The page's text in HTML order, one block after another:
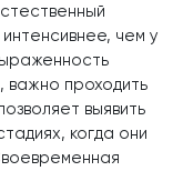
чем у
важно проходить
выявить
когда они